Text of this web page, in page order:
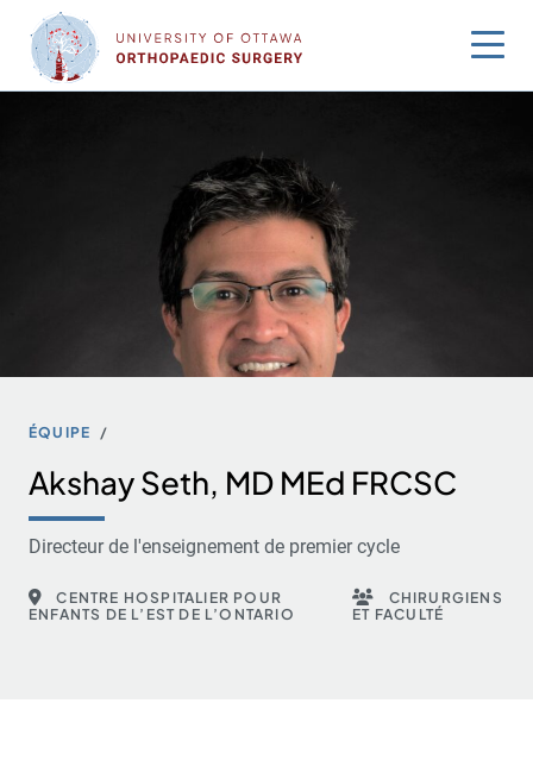
Sauter
contenu
ÉQUIPE
Akshay Seth, MD MEd FRCSC
Directeur de l'enseignement de premier cycle
CENTRE HOSPITALIER POUR
ENFANTS DE L’EST DE L’ONTARIO
CHIRURGIENS
ET FACULTÉ